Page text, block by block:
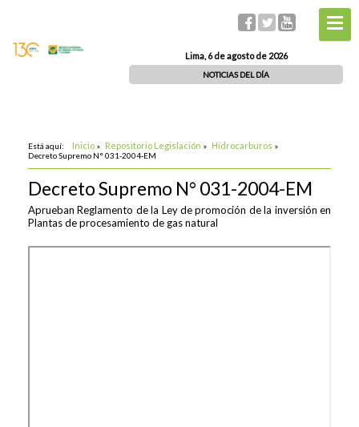
Lima, 6 de agosto de 2026
NOTICIAS DEL DÍA
Está aquí: Inicio » Repositorio Legislación » Hidrocarburos »
Decreto Supremo N° 031-2004-EM
Decreto Supremo N° 031-2004-EM
Aprueban Reglamento de la Ley de promoción de la inversión en
Plantas de procesamiento de gas natural